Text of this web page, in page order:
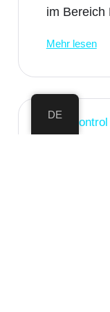
im Bereich
Mehr lesen
DE